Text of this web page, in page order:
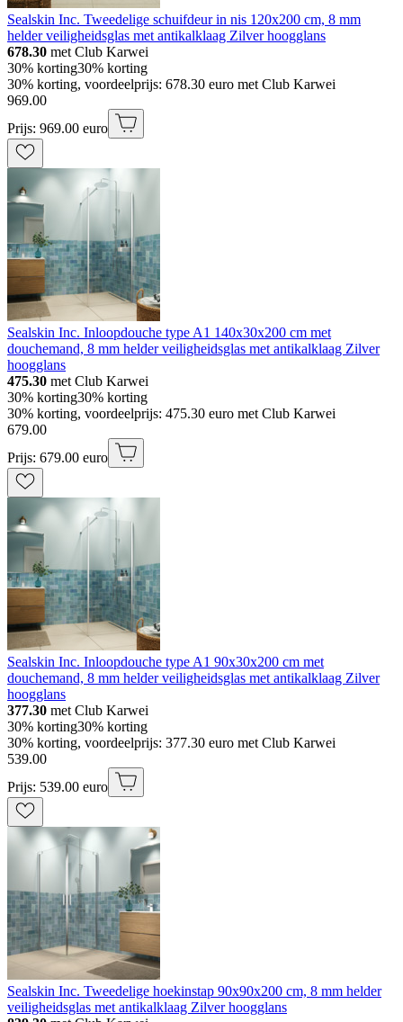
Sealskin Inc. Tweedelige schuifdeur in nis 120x200 cm, 8 mm
helder veiligheidsglas met antikalklaag Zilver hoogglans
678.30 met Club Karwei
30% korting30% korting
30% korting, voordeelprijs: 678.30 euro met Club Karwei
969.00
Prijs: 969.00 euro
Sealskin Inc. Inloopdouche type A1 140x30x200 cm met
douchemand, 8 mm helder veiligheidsglas met antikalklaag Zilver
hoogglans
475.30 met Club Karwei
30% korting30% korting
30% korting, voordeelprijs: 475.30 euro met Club Karwei
679.00
Prijs: 679.00 euro
Sealskin Inc. Inloopdouche type A1 90x30x200 cm met
douchemand, 8 mm helder veiligheidsglas met antikalklaag Zilver
hoogglans
377.30 met Club Karwei
30% korting30% korting
30% korting, voordeelprijs: 377.30 euro met Club Karwei
539.00
Prijs: 539.00 euro
Sealskin Inc. Tweedelige hoekinstap 90x90x200 cm, 8 mm helder
veiligheidsglas met antikalklaag Zilver hoogglans